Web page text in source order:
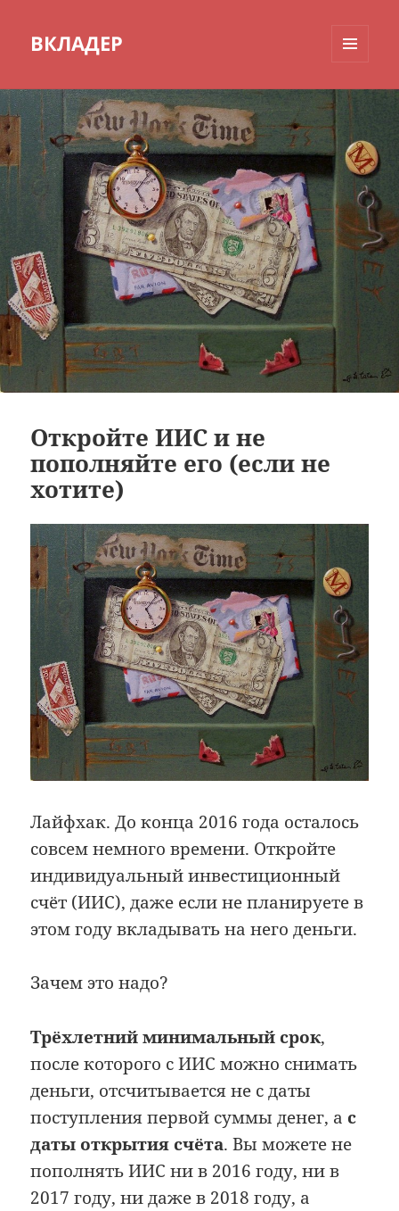
ВКЛАДЕР
ВИДЖЕТЫ
Откройте ИИС и не
пополняйте его (если не
хотите)
Лайфхак. До конца 2016 года осталось
совсем немного времени. Откройте
индивидуальный инвестиционный
счёт (ИИС), даже если не планируете в
этом году вкладывать на него деньги.
Зачем это надо?
Трёхлетний минимальный срок,
после которого с ИИС можно снимать
деньги, отсчитывается не с даты
поступления первой суммы денег, а с
даты открытия счёта. Вы можете не
пополнять ИИС ни в 2016 году, ни в
2017 году, ни даже в 2018 году, а